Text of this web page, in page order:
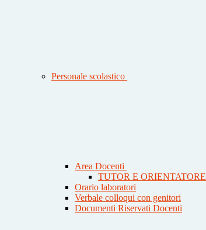
Personale scolastico
Area Docenti
TUTOR E ORIENTATORE
Orario laboratori
Verbale colloqui con genitori
Documenti Riservati Docenti